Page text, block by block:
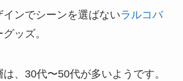
インでシーンを選ばないラルコバ
ッズ。
、30代〜50代が多いようです。